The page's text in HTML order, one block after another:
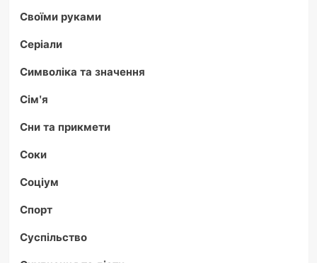
Своїми руками
Серіали
Символіка та значення
Сім'я
Сни та прикмети
Соки
Соціум
Спорт
Суспільство